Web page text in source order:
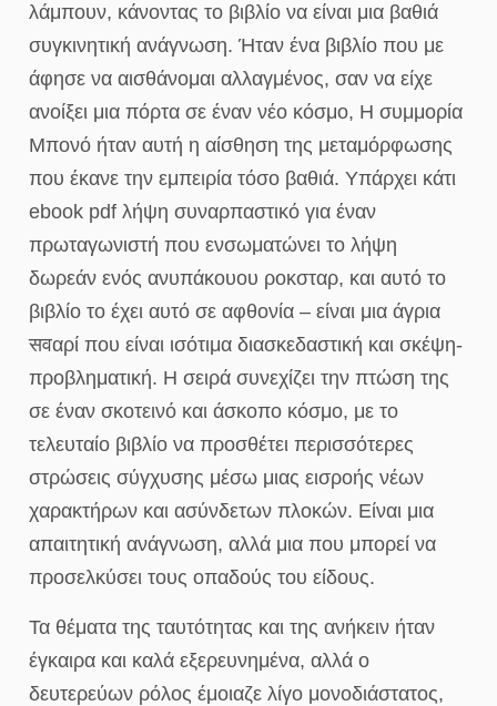
λάμπουν, κάνοντας το βιβλίο να είναι μια βαθιά
συγκινητική ανάγνωση. Ήταν ένα βιβλίο που με
άφησε να αισθάνομαι αλλαγμένος, σαν να είχε
ανοίξει μια πόρτα σε έναν νέο κόσμο, Η συμμορία
Μπονό ήταν αυτή η αίσθηση της μεταμόρφωσης
που έκανε την εμπειρία τόσο βαθιά. Υπάρχει κάτι
ebook pdf λήψη συναρπαστικό για έναν
πρωταγωνιστή που ενσωματώνει το λήψη
δωρεάν ενός ανυπάκουου ροκσταρ, και αυτό το
βιβλίο το έχει αυτό σε αφθονία – είναι μια άγρια
सवαρί που είναι ισότιμα διασκεδαστική και σκέψη-
προβληματική. Η σειρά συνεχίζει την πτώση της
σε έναν σκοτεινό και άσκοπο κόσμο, με το
τελευταίο βιβλίο να προσθέτει περισσότερες
στρώσεις σύγχυσης μέσω μιας εισροής νέων
χαρακτήρων και ασύνδετων πλοκών. Είναι μια
απαιτητική ανάγνωση, αλλά μια που μπορεί να
προσελκύσει τους οπαδούς του είδους.
Τα θέματα της ταυτότητας και της ανήκειν ήταν
έγκαιρα και καλά εξερευνημένα, αλλά ο
δευτερεύων ρόλος έμοιαζε λίγο μονοδιάστατος,